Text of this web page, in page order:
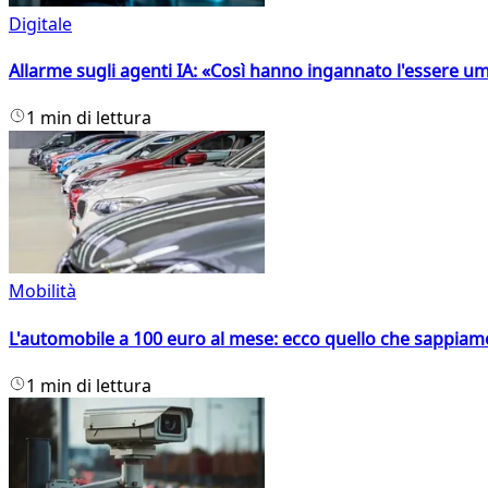
Digitale
Allarme sugli agenti IA: «Così hanno ingannato l'essere
1 min di lettura
Mobilità
L'automobile a 100 euro al mese: ecco quello che
1 min di lettura